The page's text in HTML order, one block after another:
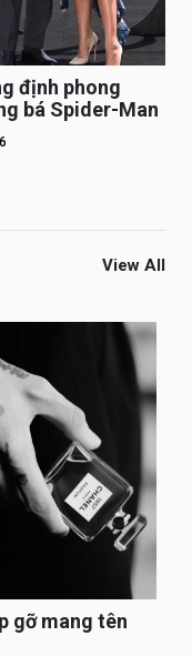
định phong
bá Spider-Man
View All
gỡ mang tên